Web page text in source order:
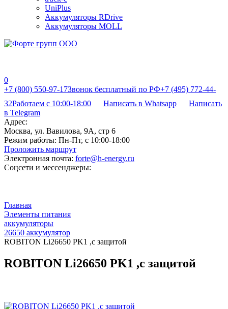
UniPlus
Аккумуляторы RDrive
Аккумуляторы MOLL
0
+7 (800) 550-97-17Звонок бесплатный по РФ+7 (495) 772-44-
32Работаем с 10:00-18:00 Написать в Whatsapp
Написать
в Telegram
Адрес:
Москва, ул. Вавилова, 9А, стр 6
Режим работы: Пн-Пт, с 10:00-18:00
Проложить маршрут
Электронная почта: forte@h-energy.ru
Соцсети и мессенджеры:
Главная
Элементы питания
аккумуляторы
26650 аккумулятор
ROBITON Li26650 PK1 ,с защитой
ROBITON Li26650 PK1 ,с защитой